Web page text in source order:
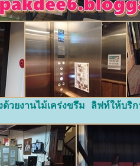
ด้วยงานไม้เคร่งขรึม ลิฟท์ให้บริ